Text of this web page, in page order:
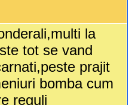
la
tot se vand
prajit
bomba cum
reguli